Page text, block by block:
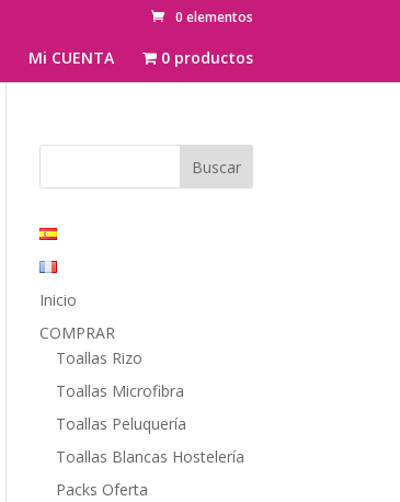
0 elementos
Mi CUENTA 0 productos
Inicio
COMPRAR
Toallas Rizo
Toallas Microfibra
Toallas Peluquería
Toallas Blancas Hostelería
Packs Oferta